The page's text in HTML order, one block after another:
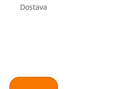
Dostava